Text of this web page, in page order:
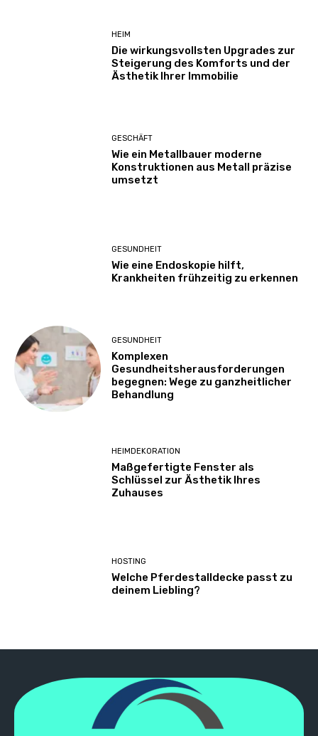
HEIM
Die wirkungsvollsten Upgrades zur
Steigerung des Komforts und der
Ästhetik Ihrer Immobilie
GESCHÄFT
Wie ein Metallbauer moderne
Konstruktionen aus Metall präzise
umsetzt
GESUNDHEIT
Wie eine Endoskopie hilft,
Krankheiten frühzeitig zu erkennen
GESUNDHEIT
Komplexen
Gesundheitsherausforderungen
begegnen: Wege zu ganzheitlicher
Behandlung
HEIMDEKORATION
Maßgefertigte Fenster als
Schlüssel zur Ästhetik Ihres
Zuhauses
HOSTING
Welche Pferdestalldecke passt zu
deinem Liebling?